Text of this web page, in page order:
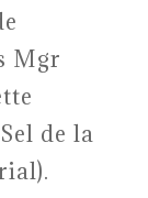
Mgr
de la